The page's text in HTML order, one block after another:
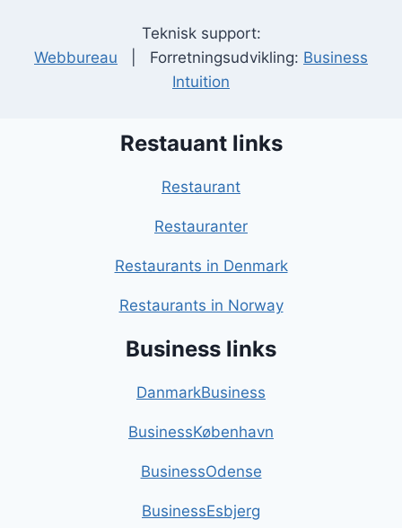
Teknisk support:
Webbureau | Forretningsudvikling: Business
Intuition
Restauant links
Restaurant
Restauranter
Restaurants in Denmark
Restaurants in Norway
Business links
DanmarkBusiness
BusinessKøbenhavn
BusinessOdense
BusinessEsbjerg